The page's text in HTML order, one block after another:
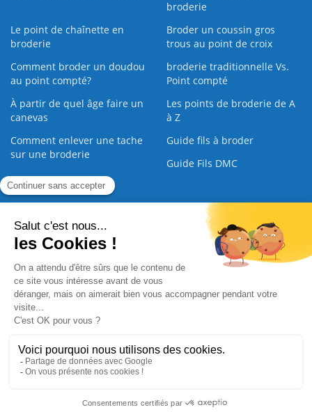
broderie
Le point de chaînette en
broderie
Broder un coussin gros
trous au point de croix
Comment broder un doudou
au point compté?
broderie traditionnelle Vs.
Point compté
À partir de quel âge faire un
canevas
Les points de broderie de A
à Z
Comment enlever une tache
sur une broderie
Guide fils à broder
Guide Fils DMC
Guide de la Broderie
Commande Papier Qui sommes nous Nous contacter |
Paiement sécurisé
2008 - 2026 © CreaMagic. ALL Rights Reserved.